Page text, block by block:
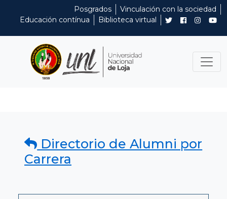
Posgrados
Vinculación con la sociedad
Educación contínua
Biblioteca virtual
Directorio de Alumni por
Carrera